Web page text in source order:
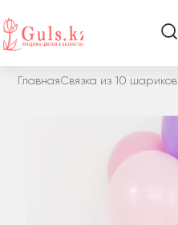
ГлавнаяСвязка из 10 шариков